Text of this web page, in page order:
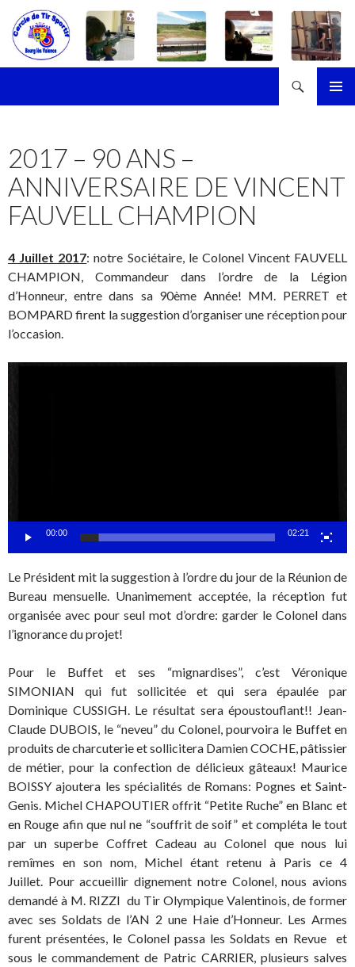
2017 – 90 ANS –
ANNIVERSAIRE DE VINCENT
FAUVELL CHAMPION
4 Juillet 2017: notre Sociétaire, le Colonel Vincent FAUVELL
CHAMPION, Commandeur dans l’ordre de la Légion
d’Honneur, entre dans sa 90ème Année! MM. PERRET et
BOMPARD firent la suggestion d’organiser une réception pour
l’occasion.
00:00 02:21
Le Président mit la suggestion à l’ordre du jour de la Réunion de
Bureau mensuelle. Unanimement acceptée, la réception fut
organisée avec pour seul mot d’ordre: garder le Colonel dans
l’ignorance du projet!
Pour le Buffet et ses “mignardises”, c’est Véronique
SIMONIAN qui fut sollicitée et qui sera épaulée par
Dominique CUSSIGH. Le résultat sera époustouflant!! Jean-
Claude DUBOIS, le “neveu” du Colonel, pourvoira le Buffet en
produits de charcuterie et sollicitera Damien COCHE, pâtissier
de métier, pour la confection de délicieux gâteaux! Maurice
BOISSY ajoutera les spécialités de Romans: Pognes et Saint-
Genis. Michel CHAPOUTIER offrit “Petite Ruche” en Blanc et
en Rouge afin que nul ne “souffrit de soif” et compléta le tout
par un superbe Coffret Cadeau au Colonel que nous lui
remîmes en son nom, Michel étant retenu à Paris ce 4
Juillet. Pour accueillir dignement notre Colonel, nous avions
demandé à M. RIZZI du Tir Olympique Valentinois, de former
avec ses Soldats de l’AN 2 une Haie d’Honneur. Les Armes
furent présentées, le Colonel passa les Soldats en Revue et
sous le commandement de Patric CARRIER, plusieurs salves